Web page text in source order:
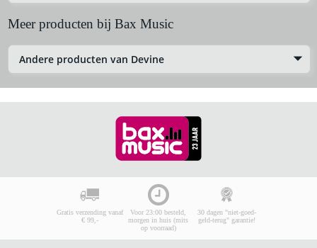
Meer producten bij Bax Music
Andere producten van Devine
Gratis verzending vanaf
€ 99,-
Voor 23:00 besteld,
morgen in huis (mits
op voorraad)
30 dagen "niet-goed-
geld-terug" garantie!